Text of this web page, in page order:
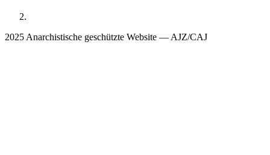
2025 Anarchistische geschützte Website — AJZ/CAJ